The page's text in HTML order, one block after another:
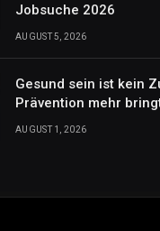
Jobsuche 2026
AUGUST 5, 2026
Gesund sein ist kein
Prävention mehr
AUGUST 1, 2026